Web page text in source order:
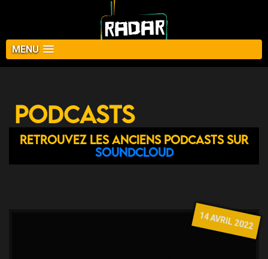
MENU
Podcasts
Retrouvez les anciens podcasts sur
Soundcloud
14 AVRIL 2022